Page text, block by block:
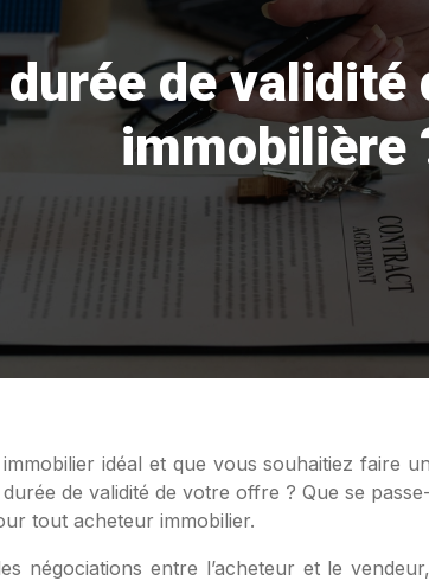
de validité
immobilière
de validité de votre offre ? Que se
tout acheteur immobilier.
négociations entre l’acheteur et le